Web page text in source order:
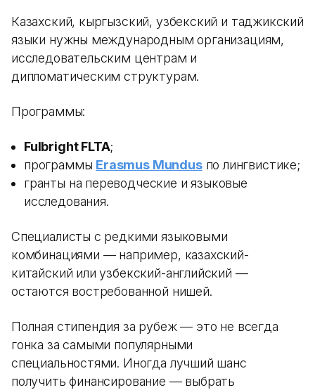
Казахский, кыргызский, узбекский и таджикский
языки нужны международным организациям,
исследовательским центрам и
дипломатическим структурам.
Программы:
Fulbright FLTA;
программы Erasmus Mundusпо лингвистике;
гранты на переводческие и языковые
исследования.
Специалисты с редкими языковыми
комбинациями — например, казахский-
китайский или узбекский-английский —
остаются востребованной нишей.
Полная стипендия за рубеж — это не всегда
гонка за самыми популярными
специальностями. Иногда лучший шанс
получить финансирование — выбрать